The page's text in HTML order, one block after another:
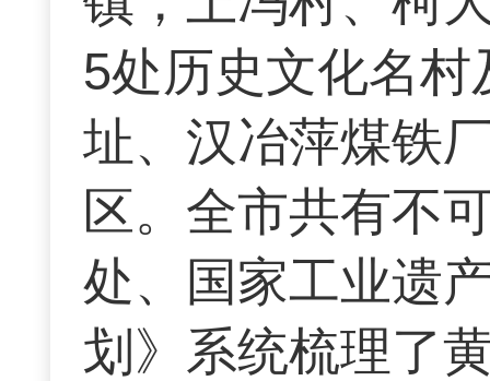
5处历史文化名
址、汉冶萍煤铁
区。全市共有不
处、国家工业遗
划》系统梳理了